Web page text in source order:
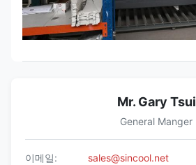
Mr. Gary Tsui
General Manger
이메일:
sales@sincool.net